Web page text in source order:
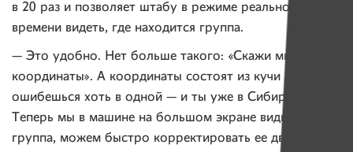
в 20 раз и позволяет штабу в режиме реального
времени видеть, где находится группа.
— Это удобно. Нет больше такого: «Скажи мне свои
координаты». А координаты состоят из кучи цифр,
ошибешься хоть в одной — и ты уже в Сибири.
Теперь мы в машине на большом экране видим, где
группа, можем быстро корректировать ее движение.